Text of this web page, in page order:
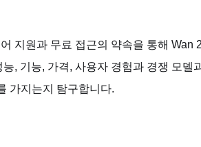
지원과 무료 접근의 약속을 통해 Wan
, 기능, 가격, 사용자 경험과 경쟁 모델
가지는지 탐구합니다.